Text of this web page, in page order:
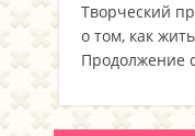
Творческий
о том, как
Продолжение